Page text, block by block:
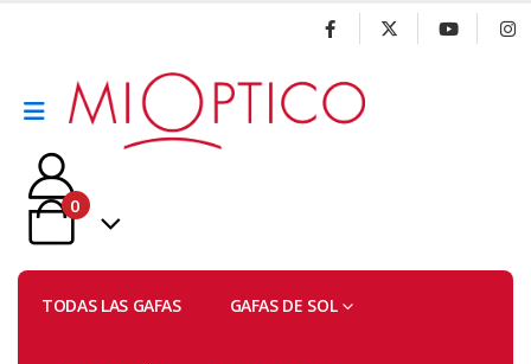
0
TODAS LAS GAFAS GAFAS DE SOL